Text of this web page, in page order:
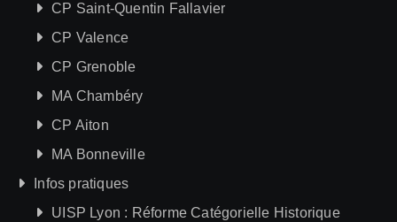
CP Saint-Quentin Fallavier
CP Valence
CP Grenoble
MA Chambéry
CP Aiton
MA Bonneville
Infos pratiques
UISP Lyon : Réforme Catégorielle Historique